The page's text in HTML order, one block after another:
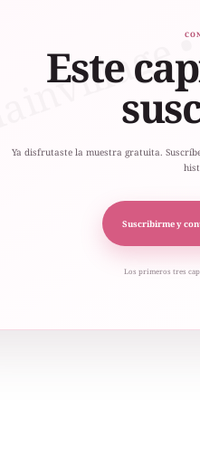
Este
Ya disfrutaste la muestra gratuita.
Suscribirme y
Los primeros tres